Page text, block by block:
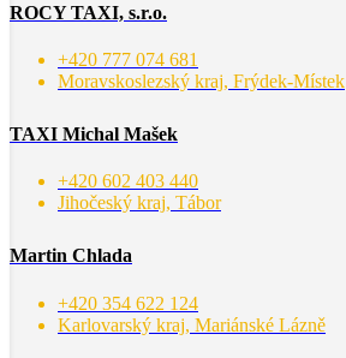
ROCY TAXI, s.r.o.
+420 777 074 681
Moravskoslezský kraj, Frýdek-Místek
TAXI Michal Mašek
+420 602 403 440
Jihočeský kraj, Tábor
Martin Chlada
+420 354 622 124
Karlovarský kraj, Mariánské Lázně